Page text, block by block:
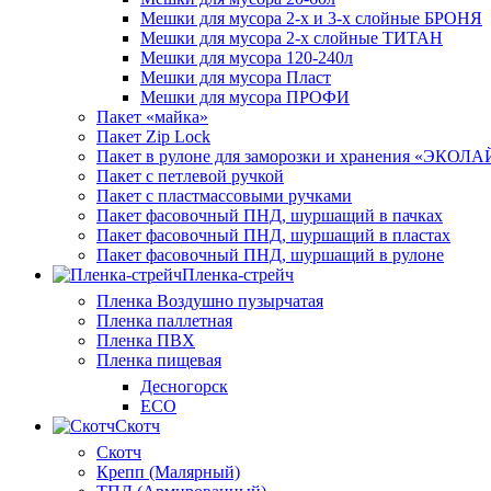
Мешки для мусора 2-х и 3-х слойные БРОНЯ
Мешки для мусора 2-х слойные ТИТАН
Мешки для мусора 120-240л
Мешки для мусора Пласт
Мешки для мусора ПРОФИ
Пакет «майка»
Пакет Zip Lock
Пакет в рулоне для заморозки и хранения
Пакет с петлевой ручкой
Пакет с пластмассовыми ручками
Пакет фасовочный ПНД, шуршащий в пачках
Пакет фасовочный ПНД, шуршащий в пластах
Пакет фасовочный ПНД, шуршащий в рулоне
Пленка-стрейч
Пленка Воздушно пузырчатая
Пленка паллетная
Пленка ПВХ
Пленка пищевая
Десногорск
ECO
Скотч
Скотч
Крепп (Малярный)